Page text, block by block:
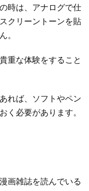
時は、アナログで仕
クリーントーンを貼
。
重な体験をすること
れば、ソフトやペン
く必要があります。
画雑誌を読んでいる